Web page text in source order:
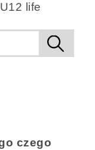
life
czego